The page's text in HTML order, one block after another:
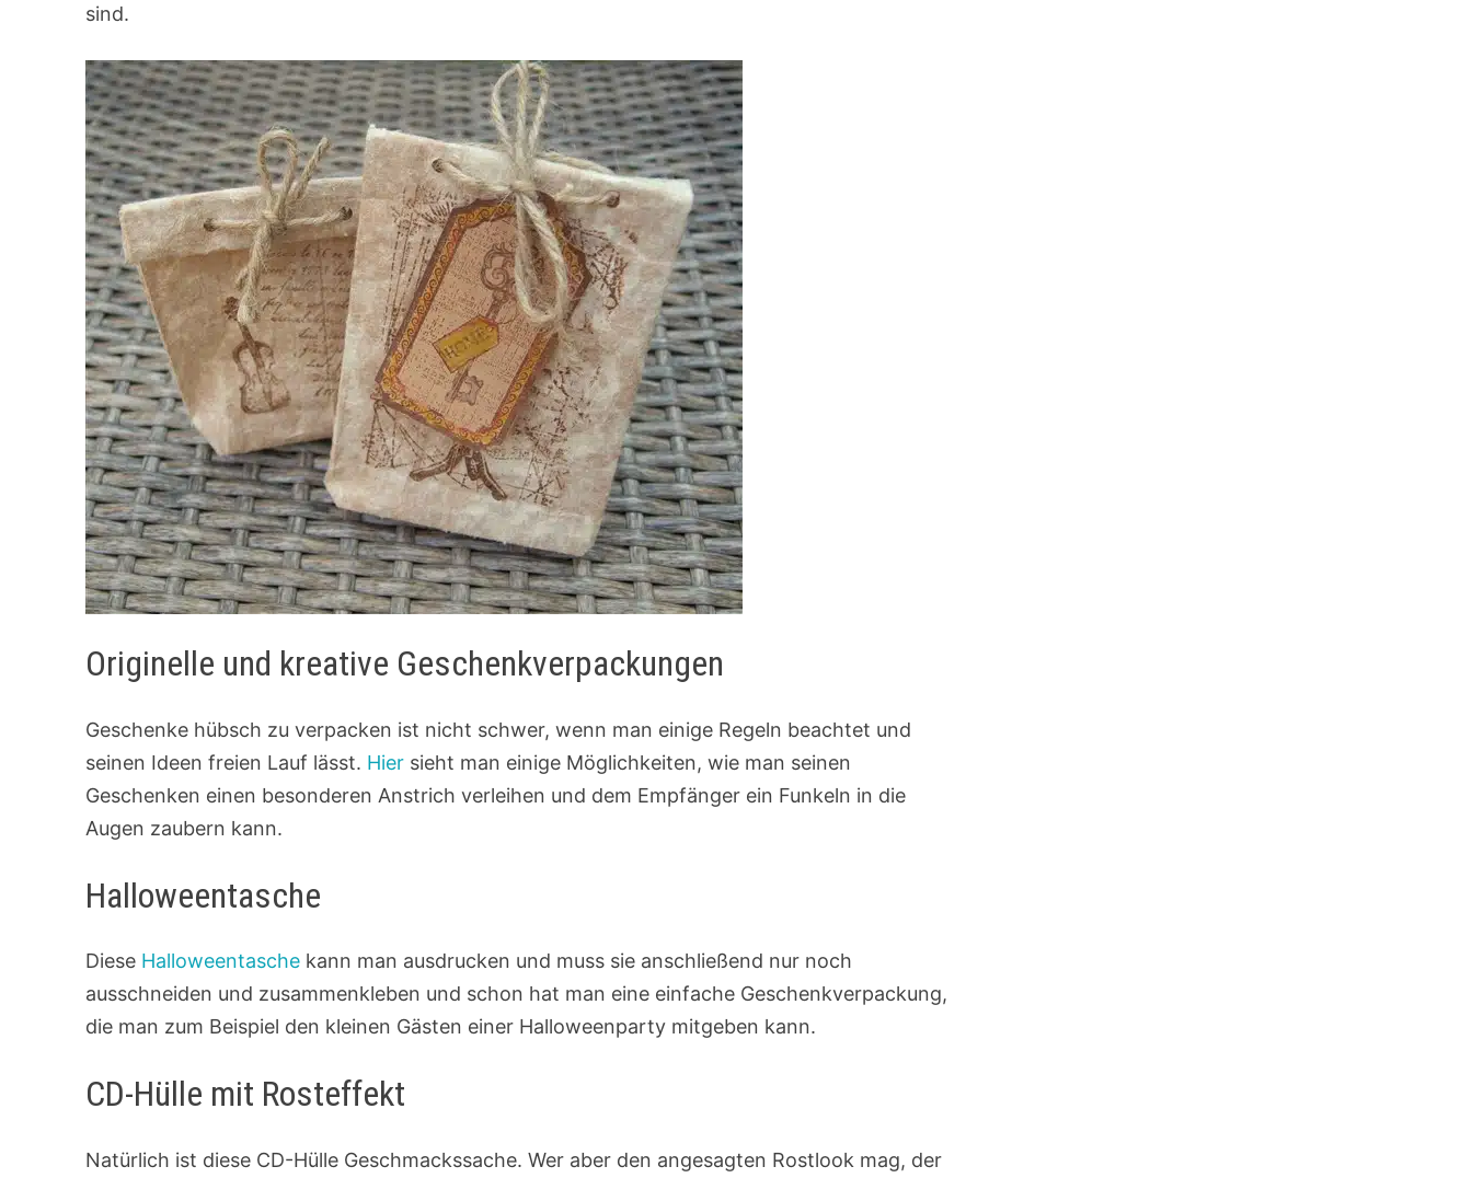
sind.
Originelle und kreative Geschenkverpackungen
Geschenke hübsch zu verpacken ist nicht schwer, wenn man einige Regeln beachtet und
seinen Ideen freien Lauf lässt. Hier sieht man einige Möglichkeiten, wie man seinen
Geschenken einen besonderen Anstrich verleihen und dem Empfänger ein Funkeln in die
Augen zaubern kann.
Halloweentasche
Diese Halloweentasche kann man ausdrucken und muss sie anschließend nur noch
ausschneiden und zusammenkleben und schon hat man eine einfache Geschenkverpackung,
die man zum Beispiel den kleinen Gästen einer Halloweenparty mitgeben kann.
CD-Hülle mit Rosteffekt
Natürlich ist diese CD-Hülle Geschmackssache. Wer aber den angesagten Rostlook mag, der